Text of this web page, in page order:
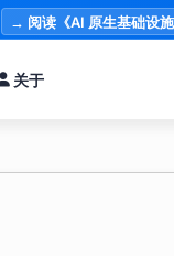
→ 阅读《AI 原生基础设施
关于